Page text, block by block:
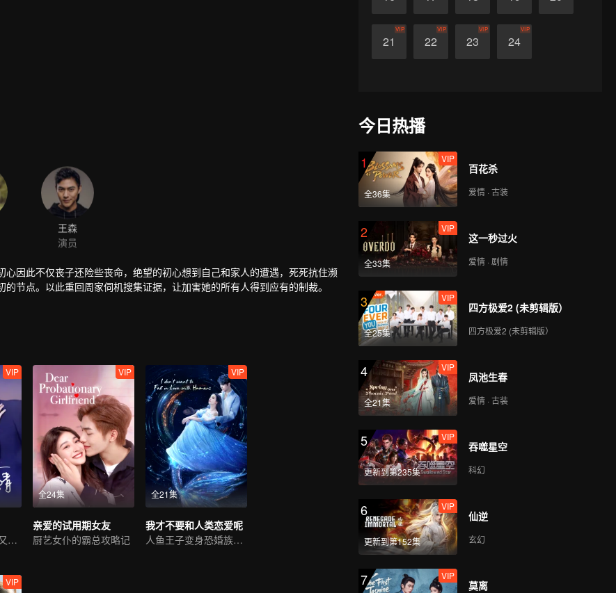
21
VIP
22
VIP
23
VIP
24
VIP
王森
演员
因此不仅丧子还险些丧命，绝望的初心想到自己和家人的遭遇，死死抗住濒
节点。以此重回周家伺机搜集证据，让加害她的所有人得到应有的制裁。
VIP
互虐情难断，破镜又重圆
全24集
VIP
亲爱的试用期女友
厨艺女仆的霸总攻略记
全21集
VIP
我才不要和人类恋爱呢
人鱼王子变身恐婚族上演“真香”恋爱
VIP
今日热播
1
全36集
VIP
百花杀
爱情 · 古装
2
全33集
VIP
这一秒过火
爱情 · 剧情
3
全25集
VIP
四方极爱2 (未剪辑版）
四方极爱2 (未剪辑版）
4
全21集
VIP
凤池生春
爱情 · 古装
5
更新到第235集
VIP
吞噬星空
科幻
6
更新到第152集
VIP
仙逆
玄幻
7 VIP
莫离